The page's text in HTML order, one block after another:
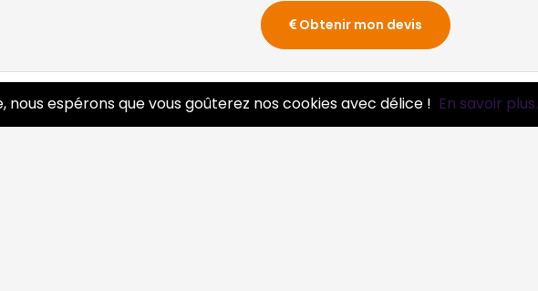
Obtenir mon devis
0 pros
nous espérons que vous goûterez nos cookies avec délice ! En savoir plus.